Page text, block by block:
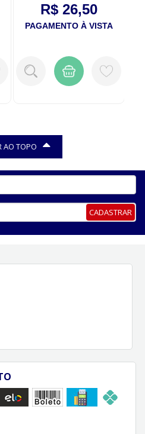
R$ 26,50
PAGAMENTO À VISTA
AO TOPO
CADASTRAR